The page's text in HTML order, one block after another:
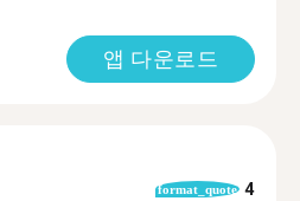
앱 다운로드
format_quote 4